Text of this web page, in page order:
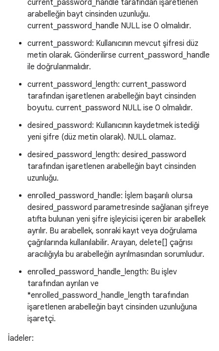
current_password_handle tarafından işaretlenen
arabelleğin bayt cinsinden uzunluğu.
current_password_handle NULL ise 0 olmalıdır.
current_password: Kullanıcının mevcut şifresi düz
metin olarak. Gönderilirse current_password_handle
ile doğrulanmalıdır.
current_password_length: current_password
tarafından işaretlenen arabelleğin bayt cinsinden
boyutu. current_password NULL ise 0 olmalıdır.
desired_password: Kullanıcının kaydetmek istediği
yeni şifre (düz metin olarak). NULL olamaz.
desired_password_length: desired_password
tarafından işaretlenen arabelleğin bayt cinsinden
uzunluğu.
enrolled_password_handle: İşlem başarılı olursa
desired_password parametresinde sağlanan şifreye
atıfta bulunan yeni şifre işleyicisi içeren bir arabellek
ayrılır. Bu arabellek, sonraki kayıt veya doğrulama
çağrılarında kullanılabilir. Arayan, delete[] çağrısı
aracılığıyla bu arabelleğin ayrılmasından sorumludur.
enrolled_password_handle_length: Bu işlev
tarafından ayrılan ve
*enrolled_password_handle_length tarafından
işaretlenen arabelleğin bayt cinsinden uzunluğuna
işaretçi.
İadeler: